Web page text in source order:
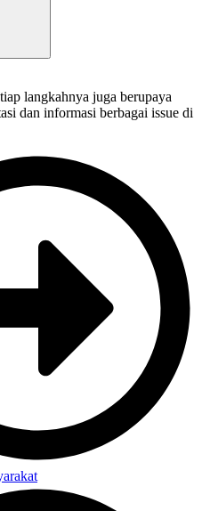
langkahnya juga berupaya
dan informasi berbagai issue di